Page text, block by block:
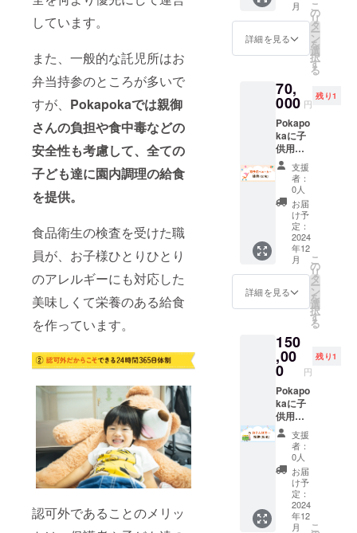
しています。
また、一般的な託児所はお
弁当持参のところが多いで
すが、 Pokapokaでは親御
さんの負担や食中毒などの
安全性も考慮して、全ての
子ども達に園内調理の給食
を提供。
食品衛生の検査を受けた職
員が、お子様ひとりひとり
のアレルギーにも対応した
美味しくて栄養のある給食
を作っています。
認可外であることのメリッ
での交
通費は
別途実
い致し
ます ご
予約方
法は別
途メー
ルにて
お送り
致しま
す 有効
期限：
2025年
11月末
お布団
に支援
者様の
お名前
(5cm×5
記載さ
せてい
ただき
ます 備
考欄に
記載し
たいお
名前を
ご記載
願いま
月
詳細を見る
こ
の
リ
タ
ー
ン
を
選
択
す
る
70,
000 円
残り1
Pokapo
kaに子
供用の
双子用
ベビー
カーを1
台提供
できる
権利で
す 購入
した双
子用ベ
ビー
カーに
支援者
(5cm×5
cm)を
記載さ
せてい
ただき
ます 備
考欄に
記載し
たいお
名前を
ご記載
願いま
支援
者：
0人
お届
け予
定：
2024
年12
月
詳細を見る
こ
の
リ
タ
ー
ン
を
選
択
す
る
150
,00
0 円
残り1
Pokapo
kaに子
供用の
おさん
ぽカー
を1台提
供でき
る権利
です 購
入した
おさん
支援
者：
0人
お届
け予
定：
2024
年12
月
こ